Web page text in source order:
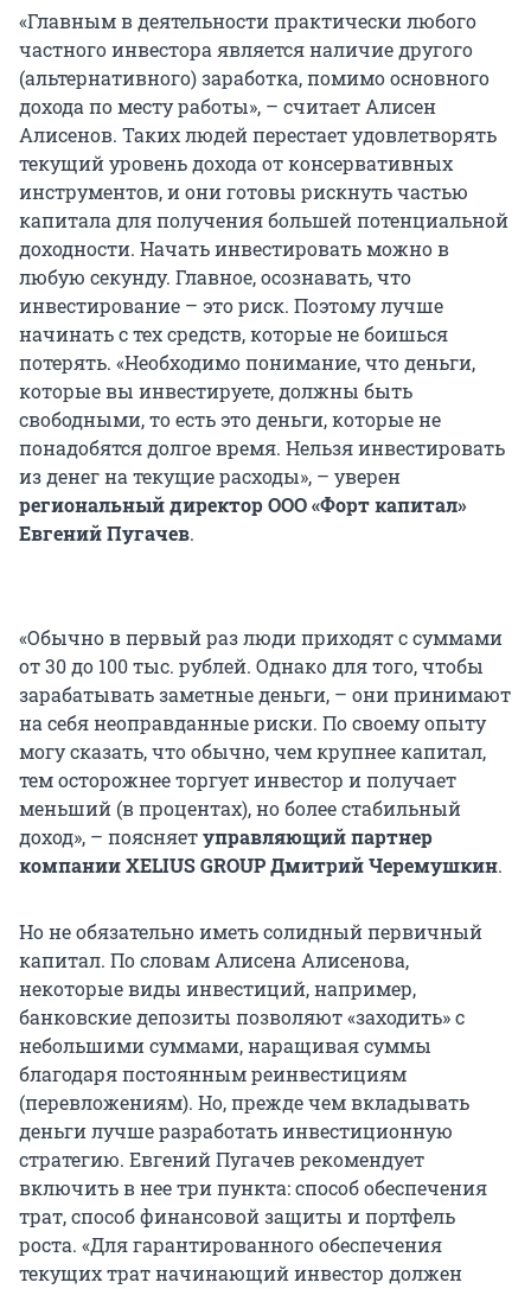
«Главным в деятельности практически любого
частного инвестора является наличие другого
(альтернативного) заработка, помимо основного
дохода по месту работы», – считает Алисен
Алисенов. Таких людей перестает удовлетворять
текущий уровень дохода от консервативных
инструментов, и они готовы рискнуть частью
капитала для получения большей потенциальной
доходности. Начать инвестировать можно в
любую секунду. Главное, осознавать, что
инвестирование – это риск. Поэтому лучше
начинать с тех средств, которые не боишься
потерять. «Необходимо понимание, что деньги,
которые вы инвестируете, должны быть
свободными, то есть это деньги, которые не
понадобятся долгое время. Нельзя инвестировать
из денег на текущие расходы», – уверен
региональный директор ООО «Форт капитал»
Евгений Пугачев.
«Обычно в первый раз люди приходят с суммами
от 30 до 100 тыс. рублей. Однако для того, чтобы
зарабатывать заметные деньги, – они принимают
на себя неоправданные риски. По своему опыту
могу сказать, что обычно, чем крупнее капитал,
тем осторожнее торгует инвестор и получает
меньший (в процентах), но более стабильный
доход», – поясняетуправляющий партнер
компанииXELIUSGROUPДмитрий Черемушкин.
Но не обязательно иметь солидный первичный
капитал. По словам Алисена Алисенова,
некоторые виды инвестиций, например,
банковские депозиты позволяют «заходить» с
небольшими суммами, наращивая суммы
благодаря постоянным реинвестициям
(перевложениям). Но, прежде чем вкладывать
деньги лучше разработать инвестиционную
стратегию. Евгений Пугачев рекомендует
включить в нее три пункта: способ обеспечения
трат, способ финансовой защиты и портфель
роста. «Для гарантированного обеспечения
текущих трат начинающий инвестор должен